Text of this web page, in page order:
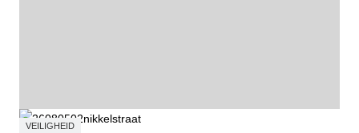
VEILIGHEID